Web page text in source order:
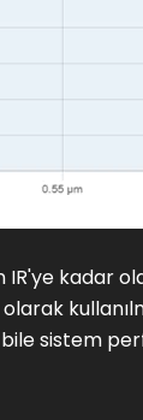
IR'ye kadar
bile sistem